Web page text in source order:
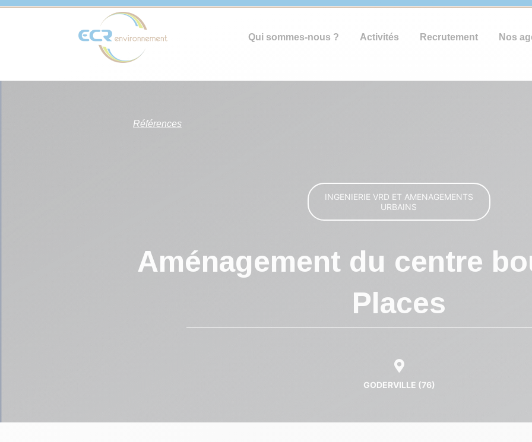
Qui sommes-nous ? Activités Recrutement Nos
Références
INGENIERIE VRD ET AMENAGEMENTS
URBAINS
Aménagement du centre
Places
GODERVILLE (76)